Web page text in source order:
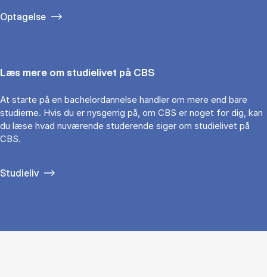
Optagelse
Læs mere om studielivet på CBS
At starte på en bachelordannelse handler om mere end bare
studierne. Hvis du er nysgerrig på, om CBS er noget for dig, kan
du læse hvad nuværende studerende siger om studielivet på
CBS.
Studieliv